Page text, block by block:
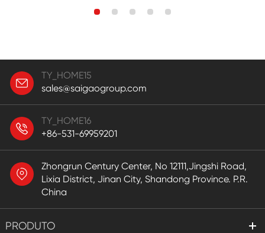
TY_HOME15
sales@saigaogroup.com
TY_HOME16
+86-531-69959201
Zhongrun Century Center, No 12111,Jingshi Road,
Lixia District, Jinan City, Shandong Province. P.R.
China
PRODUTO